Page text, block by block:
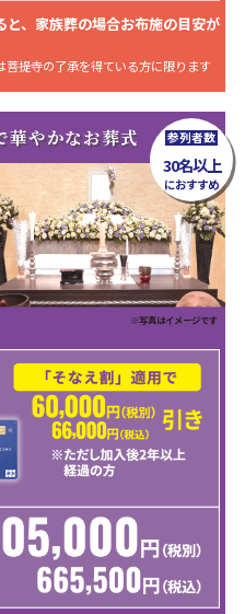
、家族葬の場合お布施の目安が
提寺の了承を得ている方に限ります
華やかなお葬式
※写真はイメージです
参列者数
30名以上
におすすめ